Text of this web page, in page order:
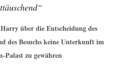
über die Entscheidung des
des Besuchs keine Unterkunft im
Palast zu gewähren